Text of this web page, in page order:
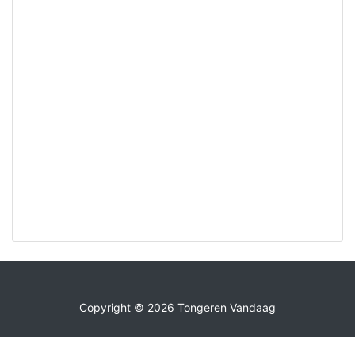
Copyright © 2026 Tongeren Vandaag